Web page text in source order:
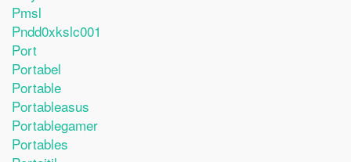
Pmsl
Pndd0xkslc001
Port
Portabel
Portable
Portableasus
Portablegamer
Portables